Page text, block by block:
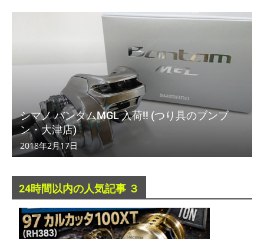
シマノ バンタムMGL 入荷!! (つり具のブンブ
ン・大津店)
2018年2月17日
24時間以内の人気記事 ３